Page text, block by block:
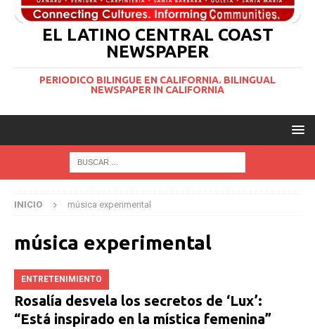
EL LATINO CENTRAL COAST
NEWSPAPER
PERIODICO BILINGUE EN CALIFORNIA. BILINGUAL
NEWSPAPER IN CALIFORNIA
INICIO música experimental
música experimental
ENTRETENIMIENTO
Rosalía desvela los secretos de ‘Lux’:
“Está inspirado en la mística femenina”